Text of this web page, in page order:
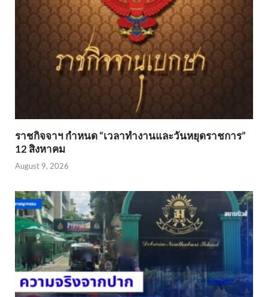
ราชกิจจาฯ กำหนด “เวลาทำงานและวันหยุดราชการ”
12 สิงหาคม
August 9, 2026